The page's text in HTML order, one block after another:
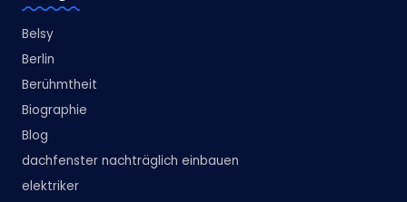
Belsy
Berlin
Berühmtheit
Biographie
Blog
dachfenster nachträglich einbauen
elektriker